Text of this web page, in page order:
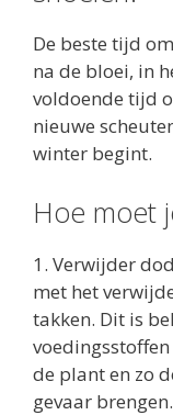
De beste tijd
na de bloei, in
voldoende tijd
nieuwe
winter begint.
Hoe moet
1. Verwijder
met het
takken. Dit is
de plant en zo
gevaar brengen.